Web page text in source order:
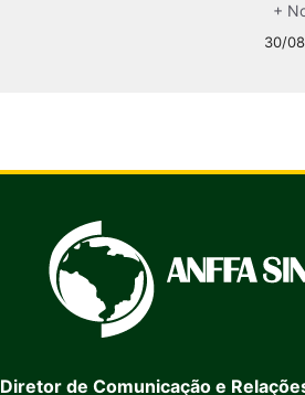
+
30/
Diretor de Comunicação e